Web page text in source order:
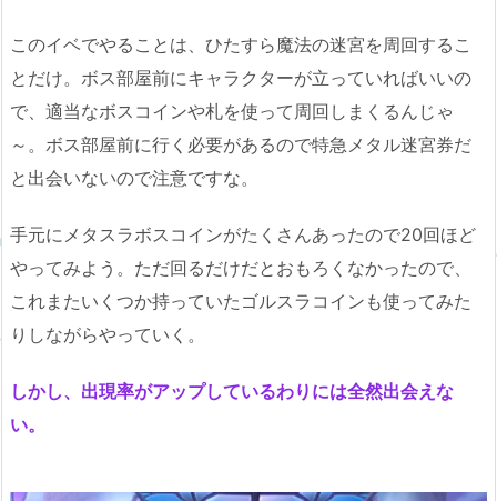
このイベでやることは、ひたすら魔法の迷宮を周回するこ
とだけ。ボス部屋前にキャラクターが立っていればいいの
で、適当なボスコインや札を使って周回しまくるんじゃ
～。ボス部屋前に行く必要があるので特急メタル迷宮券だ
と出会いないので注意ですな。
手元にメタスラボスコインがたくさんあったので20回ほど
やってみよう。ただ回るだけだとおもろくなかったので、
これまたいくつか持っていたゴルスラコインも使ってみた
りしながらやっていく。
しかし、出現率がアップしているわりには全然出会えな
い。